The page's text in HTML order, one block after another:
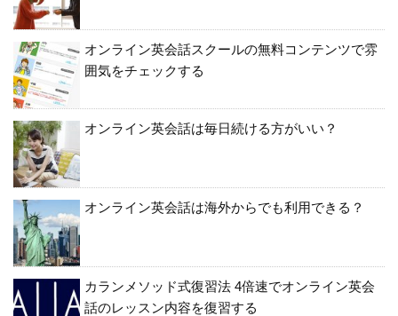
オンライン英会話スクールの無料コンテンツで雰
囲気をチェックする
オンライン英会話は毎日続ける方がいい？
オンライン英会話は海外からでも利用できる？
カランメソッド式復習法 4倍速でオンライン英会
話のレッスン内容を復習する